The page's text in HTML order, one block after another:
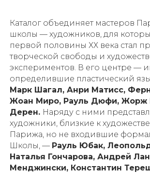
Каталог объединяет мастеров
школы — художников, для
первой половины ХХ века стал
творческой свободы и
экспериментов. В его центре —
определившие пластический
Марк Шагал, Анри Матисс,
Жоан Миро, Рауль Дюфи, Жорж
Дерен. Наряду с ними
художники, близкие к
Парижа, но не входившие
Школы, — Рауль Юбак,
Наталья Гончарова, Андрей
Менджински, Константин